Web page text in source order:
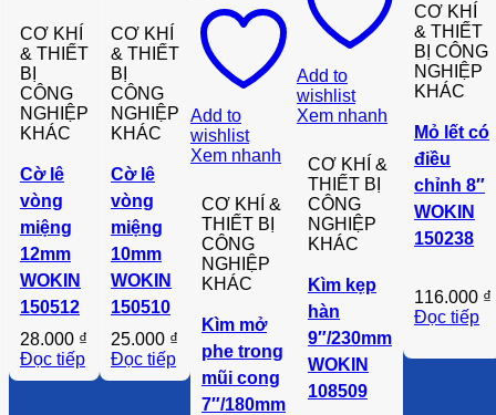
CƠ KHÍ
& THIẾT
BỊ
CÔNG
NGHIỆP
KHÁC
Cờ lê
vòng
miệng
12mm
WOKIN
150512
28.000 ₫
Đọc tiếp
CƠ KHÍ
& THIẾT
BỊ
CÔNG
NGHIỆP
KHÁC
Cờ lê
vòng
miệng
10mm
WOKIN
150510
25.000 ₫
Đọc tiếp
Add to
wishlist
Xem nhanh
CƠ KHÍ &
THIẾT BỊ
CÔNG
NGHIỆP
KHÁC
Kìm mở
phe trong
mũi cong
7″/180mm
Add to
wishlist
Xem nhanh
CƠ KHÍ &
THIẾT BỊ
CÔNG
NGHIỆP
KHÁC
Kìm kẹp
hàn
9″/230mm
WOKIN
108509
CƠ KHÍ
& THIẾT
BỊ CÔNG
NGHIỆP
KHÁC
Mỏ lết có
điều
chỉnh 8″
WOKIN
150238
116.000 ₫
Đọc tiếp